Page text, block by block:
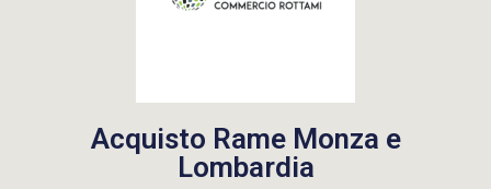
Acquisto Rame Monza e
Lombardia